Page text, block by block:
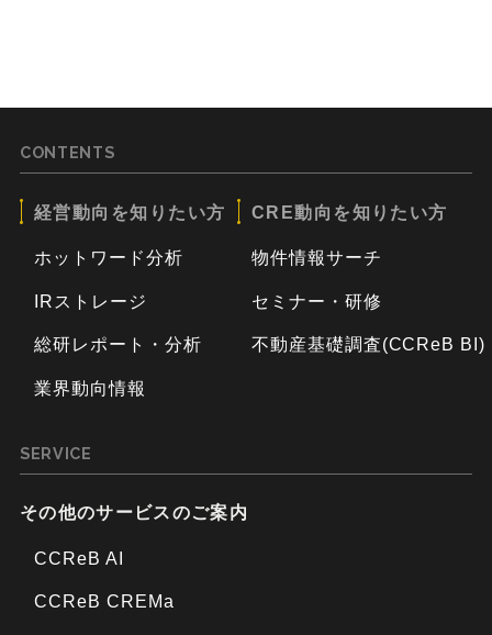
CONTENTS
経営動向を知りたい方
ホットワード分析
IRストレージ
総研レポート・分析
業界動向情報
CRE動向を知りたい方
物件情報サーチ
セミナー・研修
不動産基礎調査(CCReB BI)
SERVICE
その他のサービスのご案内
CCReB AI
CCReB CREMa